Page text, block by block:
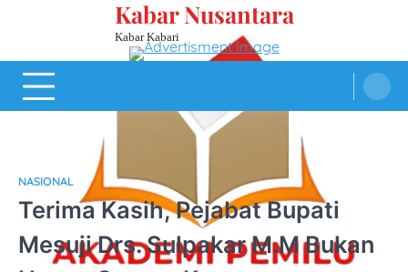
Kabar Nusantara
Kabar Kabari
NASIONAL
Terima Kasih, Pejabat Bupati
Mesuji Drs. Sulpakar M.M Bukan